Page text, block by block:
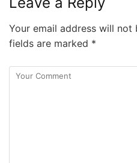
Your email address will not
fields are marked *